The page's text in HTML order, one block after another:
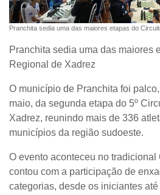
Pranchita sedia uma das maiores etapas do
Pranchita sedia uma das maiores
Regional de Xadrez
O município de Pranchita foi
maio, da segunda etapa do 5º
Xadrez, reunindo mais de 336
municípios da região sudoeste.
O evento aconteceu no
contou com a participação de
categorias, desde os iniciantes